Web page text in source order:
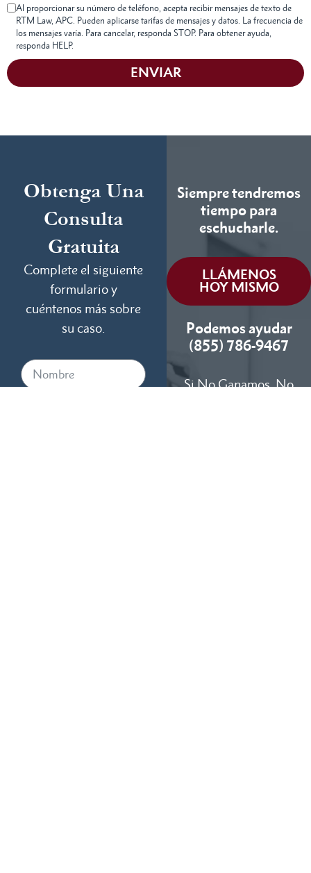
Al proporcionar su número de teléfono, acepta recibir mensajes de texto de
RTM Law, APC. Pueden aplicarse tarifas de mensajes y datos. La frecuencia de
los mensajes varía. Para cancelar, responda STOP. Para obtener ayuda,
responda HELP.
ENVIAR
Obtenga Una
Consulta
Gratuita
Complete el siguiente
formulario y
cuéntenos más sobre
su caso.
Siempre tendremos
tiempo para
eschucharle.
LLÁMENOS
HOY MISMO
Podemos ayudar
(855) 786-9467
Si No Ganamos, No